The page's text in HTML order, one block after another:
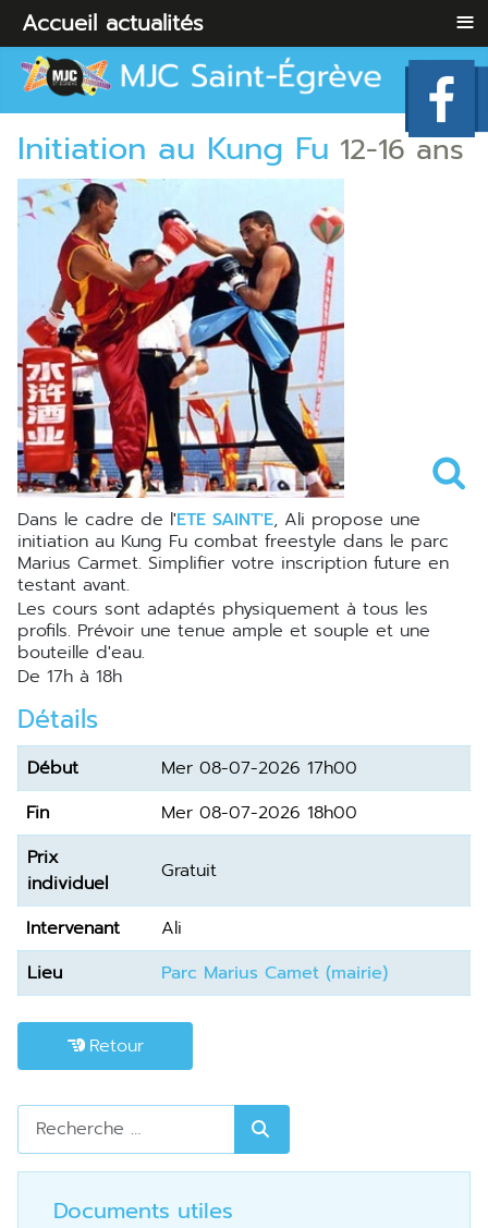
Initiation au Kung Fu 12-16 ans
Dans le cadre de l'ETE SAINT'E, Ali propose une
initiation au Kung Fu combat freestyle dans le parc
Marius Carmet. Simplifier votre inscription future en
testant avant.
Les cours sont adaptés physiquement à tous les
profils. Prévoir une tenue ample et souple et une
bouteille d'eau.
de 17h à 18h
Détails
Début
Mer 08-07-2026 17h00
Fin
Mer 08-07-2026 18h00
Prix
individuel
gratuit
Intervenant
Ali
Lieu
Parc Marius Camet (mairie)
Retour
Rechercher
Documents utiles
Accueil actualités ≡